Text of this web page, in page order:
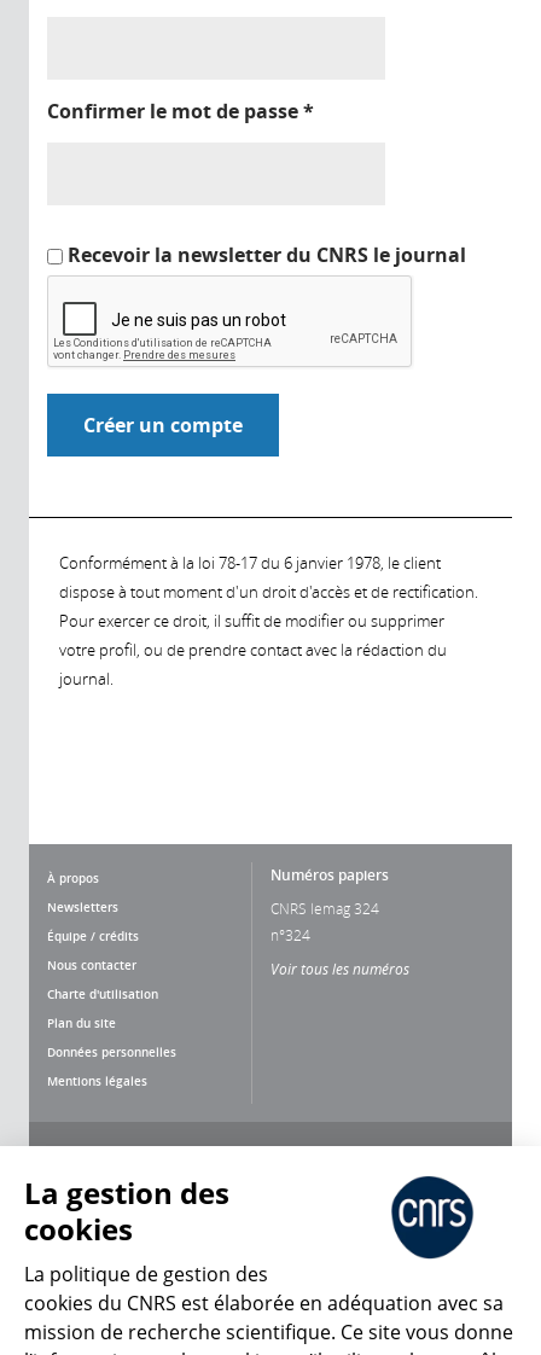
Confirmer le mot de passe*
Recevoir la newsletter du CNRS le journal
Conformément à la loi 78-17 du 6 janvier 1978, le client
dispose à tout moment d'un droit d'accès et de rectification.
Pour exercer ce droit, il suffit de modifier ou supprimer
votre profil, ou de prendre contact avec la rédaction du
journal.
À propos
Newsletters
Équipe / crédits
Nous contacter
Charte d'utilisation
Plan du site
Données personnelles
Mentions légales
Numéros papiers
CNRS lemag 324
n°324
Voir tous les numéros
CNRS Le Mag
La gestion des
cookies
La politique de gestion des
cookies du CNRS est élaborée en adéquation avec sa
mission de recherche scientifique. Ce site vous donne